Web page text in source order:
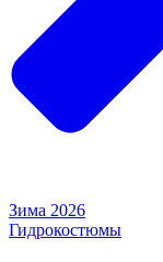
Зима 2026
Гидрокостюмы